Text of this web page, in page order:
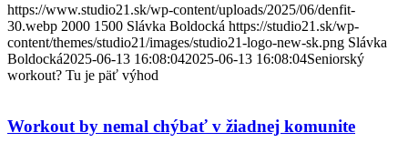
https://www.studio21.sk/wp-content/uploads/2025/06/denfit-
30.webp 2000 1500 Slávka Boldocká https://studio21.sk/wp-
content/themes/studio21/images/studio21-logo-new-sk.png Slávka
Boldocká2025-06-13 16:08:042025-06-13 16:08:04Seniorský
workout? Tu je päť výhod
Workout by nemal chýbať v žiadnej komunite